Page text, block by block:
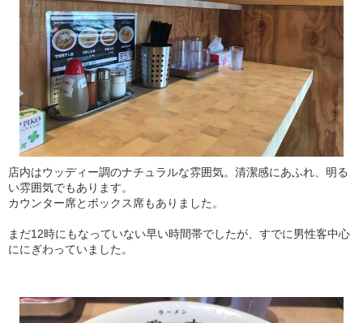
店内はウッディー調のナチュラルな雰囲気。清潔感にあふれ、明る
い雰囲気でもあります。
カウンター席とボックス席もありました。
まだ12時にもなっていない早い時間帯でしたが、すでに男性客中心
ににぎわっていました。